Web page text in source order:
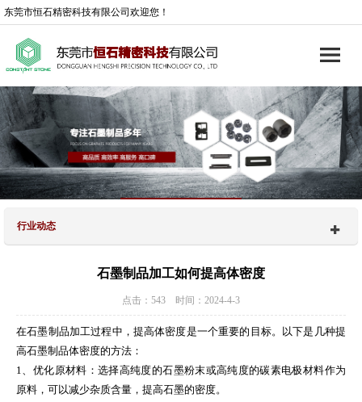
东莞市恒石精密科技有限公司欢迎您！
行业动态
石墨制品加工如何提高体密度
点击：543 时间：2024-4-3
在石墨制品加工过程中，提高体密度是一个重要的目标。以下是几种提
高石墨制品体密度的方法：
1、优化原材料：选择高纯度的石墨粉末或高纯度的碳素电极材料作为
原料，可以减少杂质含量，提高石墨的密度。